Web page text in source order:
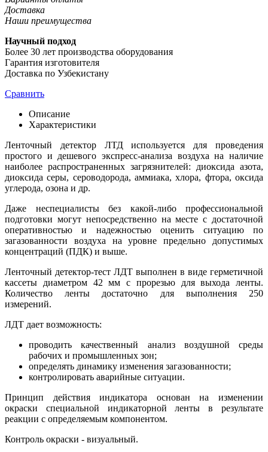
Доставка
Наши преимущества
Научный подход
Более 30 лет производства оборудования
Гарантия изготовителя
Доставка по Узбекистану
Сравнить
Описание
Характеристики
Ленточный детектор ЛТД используется для проведения
простого и дешевого экспресс-анализа воздуха на наличие
наиболее распространенных загрязнителей: диоксида азота,
диоксида серы, сероводорода, аммиака, хлора, фтора, оксида
углерода, озона и др.
Даже неспециалисты без какой-либо профессиональной
подготовки могут непосредственно на месте с достаточной
оперативностью и надежностью оценить ситуацию по
загазованности воздуха на уровне предельно допустимых
концентраций (ПДК) и выше.
Ленточный детектор-тест ЛДТ выполнен в виде герметичной
кассеты диаметром 42 мм с прорезью для выхода ленты.
Количество ленты достаточно для выполнения 250
измерений.
ЛДТ дает возможность:
проводить качественный анализ воздушной среды
рабочих и промышленных зон;
определять динамику изменения загазованности;
контролировать аварийные ситуации.
Принцип действия индикатора основан на изменении
окраски специальной индикаторной ленты в результате
реакции с определяемым компонентом.
Контроль окраски - визуальный.